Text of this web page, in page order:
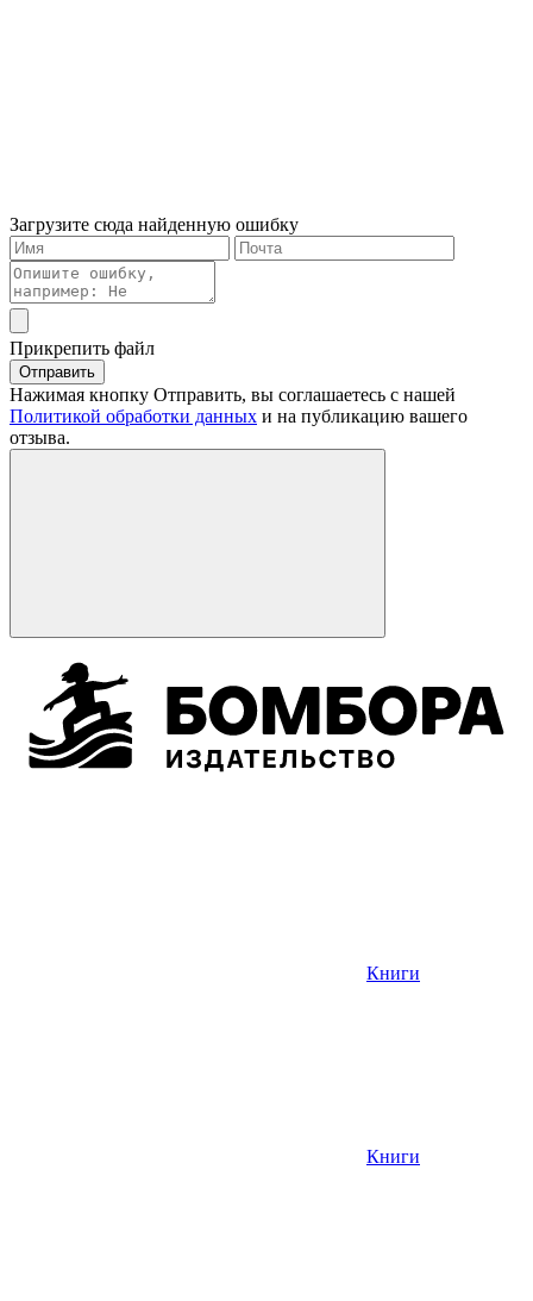
Загрузите сюда найденную ошибку
Прикрепить файл
Отправить
Нажимая кнопку Отправить, вы соглашаетесь с нашей
Политикой обработки данных и на публикацию вашего
отзыва.
Книги
Книги